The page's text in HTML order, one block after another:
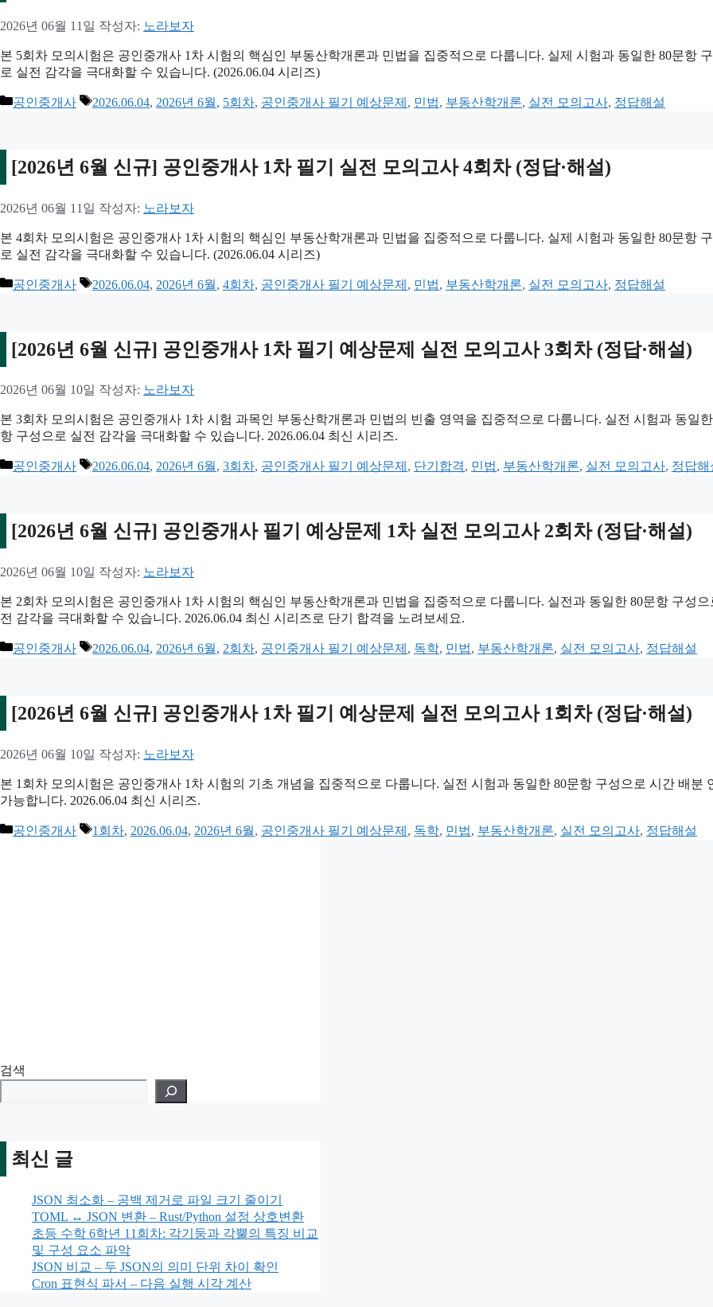
2026년 06월 11일 작성자: 노라보자
본 5회차 모의시험은 공인중개사 1차 시험의 핵심인 부동산학개론과 민법을 집중적으로 다룹니다. 실제 시험과 동일한 80문항
로 실전 감각을 극대화할 수 있습니다. (2026.06.04 시리즈)
카
공인중개사
태
2026.06.04, 2026년 6월, 5회차, 공인중개사 필기 예상문제 , 민법, 부동산학개론, 실전 모의고사, 정답해설
[2026년 6월 신규] 공인중개사 1차 필기 실전 모의고사 4회차 (정답·해설)
2026년 06월 11일 작성자: 노라보자
본 4회차 모의시험은 공인중개사 1차 시험의 핵심인 부동산학개론과 민법을 집중적으로 다룹니다. 실제 시험과 동일한 80문항
로 실전 감각을 극대화할 수 있습니다. (2026.06.04 시리즈)
카
공인중개사
태
2026.06.04, 2026년 6월, 4회차, 공인중개사 필기 예상문제 , 민법, 부동산학개론, 실전 모의고사, 정답해설
[2026년 6월 신규] 공인중개사 1차 필기 예상문제 실전 모의고사 3회차 (정답·해설)
2026년 06월 10일 작성자: 노라보자
본 3회차 모의시험은 공인중개사 1차 시험 과목인 부동산학개론과 민법의 빈출 영역을 집중적으로 다룹니다. 실전 시험과 동일
항 구성으로 실전 감각을 극대화할 수 있습니다. 2026.06.04 최신 시리즈.
카
공인중개사
태
2026.06.04, 2026년 6월, 3회차, 공인중개사 필기 예상문제 , 단기합격, 민법, 부동산학개론, 실전 모의고사, 정답해
[2026년 6월 신규] 공인중개사 필기 예상문제 1차 실전 모의고사 2회차 (정답·해설)
2026년 06월 10일 작성자: 노라보자
본 2회차 모의시험은 공인중개사 1차 시험의 핵심인 부동산학개론과 민법을 집중적으로 다룹니다. 실전과 동일한 80문항 구성으
전 감각을 극대화할 수 있습니다. 2026.06.04 최신 시리즈로 단기 합격을 노려보세요.
카
공인중개사
태
2026.06.04, 2026년 6월, 2회차, 공인중개사 필기 예상문제 , 독학, 민법, 부동산학개론, 실전 모의고사, 정답해설
[2026년 6월 신규] 공인중개사 1차 필기 예상문제 실전 모의고사 1회차 (정답·해설)
2026년 06월 10일 작성자: 노라보자
본 1회차 모의시험은 공인중개사 1차 시험의 기초 개념을 집중적으로 다룹니다. 실전 시험과 동일한 80문항 구성으로 시간 배분
가능합니다. 2026.06.04 최신 시리즈.
카
공인중개사
태
1회차, 2026.06.04, 2026년 6월, 공인중개사 필기 예상문제 , 독학, 민법, 부동산학개론, 실전 모의고사, 정답해설
검색
최신 글
JSON 최소화 – 공백 제거로 파일 크기 줄이기
TOML ↔ JSON 변환 – Rust/Python 설정 상호변환
초등 수학 6학년 11회차: 각기둥과 각뿔의 특징 비교
및 구성 요소 파악
JSON 비교 – 두 JSON의 의미 단위 차이 확인
Cron 표현식 파서 – 다음 실행 시각 계산